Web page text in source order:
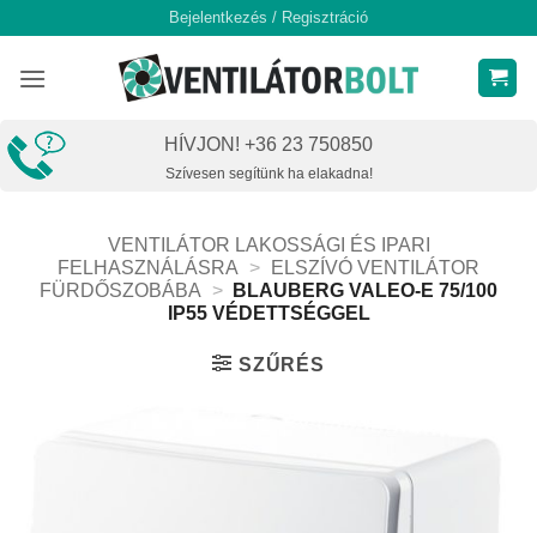
content
Bejelentkezés / Regisztráció
HÍVJON! +36 23 750850
Szívesen segítünk ha elakadna!
VENTILÁTOR LAKOSSÁGI ÉS IPARI
FELHASZNÁLÁSRA
>
ELSZÍVÓ VENTILÁTOR
FÜRDŐSZOBÁBA
>
BLAUBERG VALEO-E 75/100
IP55 VÉDETTSÉGGEL
SZŰRÉS